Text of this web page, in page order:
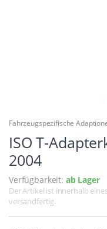
Fahrzeugspezifische
ISO T-
2004
Verfügbarkeit: ab Lager
Der Artikel ist innerhalb
versandfertig.